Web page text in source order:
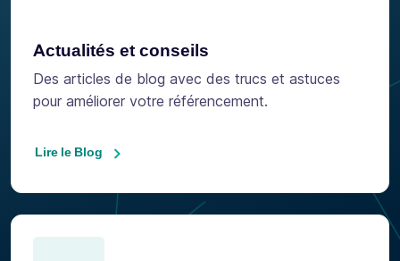
Actualités et conseils
Des articles de blog avec des trucs et astuces
pour améliorer votre référencement.
Lire le Blog